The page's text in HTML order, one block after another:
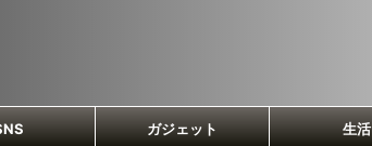
ガジェット 生活